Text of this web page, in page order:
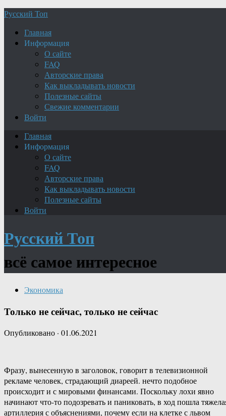
Русский Топ
Главная
Информация
О сайте
FAQ
Авторские права
Как выкладывать новости
Полезные сайты
Свежие комментарии
Войти
Главная
Информация
О сайте
FAQ
Авторские права
Как выкладывать новости
Полезные сайты
Войти
Русский Топ
всё самое интересное
Экономика
Только не сейчас, только не сейчас
Опубликовано · 01.06.2021
Фразу, вынесенную в заголовок, говорит в телевизионной
рекламе человек, страдающий диареей. нечто подобное
происходит и с мировыми финансами. Поскольку лохи явно
начинают что-то подозревать и паниковать, в ход пошла
артиллерия с объяснениями, почему если на клетке с львом